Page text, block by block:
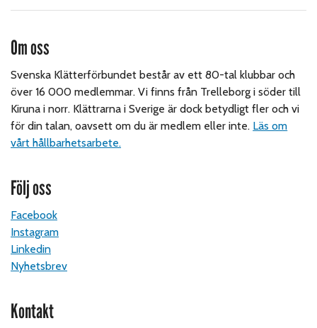
Om oss
Svenska Klätterförbundet består av ett 80-tal klubbar och
över 16 000 medlemmar. Vi finns från Trelleborg i söder till
Kiruna i norr. Klättrarna i Sverige är dock betydligt fler och vi
för din talan, oavsett om du är medlem eller inte. Läs om
vårt hållbarhetsarbete.
Följ oss
Facebook
Instagram
Linkedin
Nyhetsbrev
Kontakt